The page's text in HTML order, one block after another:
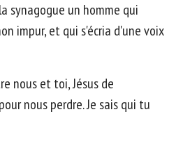
synagogue un homme qui
impur, et qui s'écria d'une voix
nous et toi, Jésus de
nous perdre. Je sais qui tu